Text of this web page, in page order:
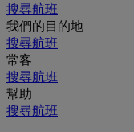
搜尋航班
我們的目的地
搜尋航班
常客
搜尋航班
幫助
搜尋航班